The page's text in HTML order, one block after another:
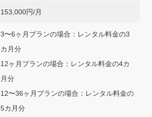
153,000円/月
3〜6ヶ月プランの場合：レンタル料金の3
カ月分
12ヶ月プランの場合：レンタル料金の4カ
月分
12〜36ヶ月プランの場合：レンタル料金の
5カ月分